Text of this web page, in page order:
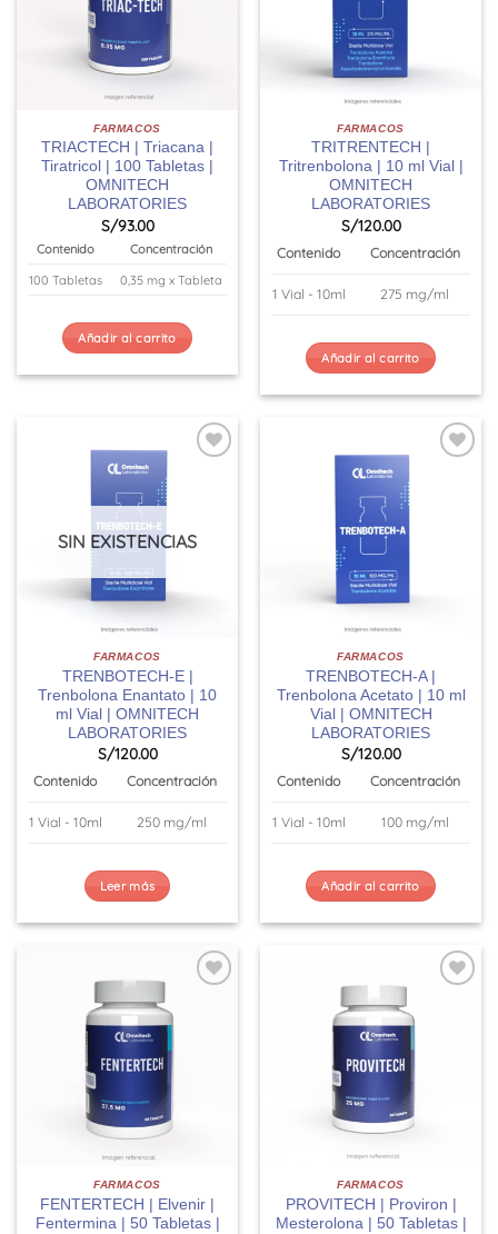
FARMACOS
TRIACTECH | Triacana |
Tiratricol | 100 Tabletas |
OMNITECH
LABORATORIES
S/93.00
Contenido
Concentración
100 Tabletas
0,35 mg x Tableta
Añadir al carrito
FARMACOS
TRITRENTECH |
Tritrenbolona | 10 ml Vial |
OMNITECH
LABORATORIES
S/120.00
Contenido Concentración
1 Vial - 10ml 275 mg/ml
Añadir al carrito
SIN EXISTENCIAS
FARMACOS
TRENBOTECH-E |
Trenbolona Enantato | 10
ml Vial | OMNITECH
LABORATORIES
S/120.00
Contenido Concentración
1 Vial - 10ml 250 mg/ml
Leer más
FARMACOS
TRENBOTECH-A |
Trenbolona Acetato | 10 ml
Vial | OMNITECH
LABORATORIES
S/120.00
Contenido Concentración
1 Vial - 10ml 100 mg/ml
Añadir al carrito
FARMACOS
FENTERTECH | Elvenir |
Fentermina | 50 Tabletas |
FARMACOS
PROVITECH | Proviron |
Mesterolona | 50 Tabletas |